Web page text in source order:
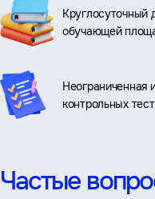
Круглосуточный
обучающей
Неограниченная
контрольных
Частые